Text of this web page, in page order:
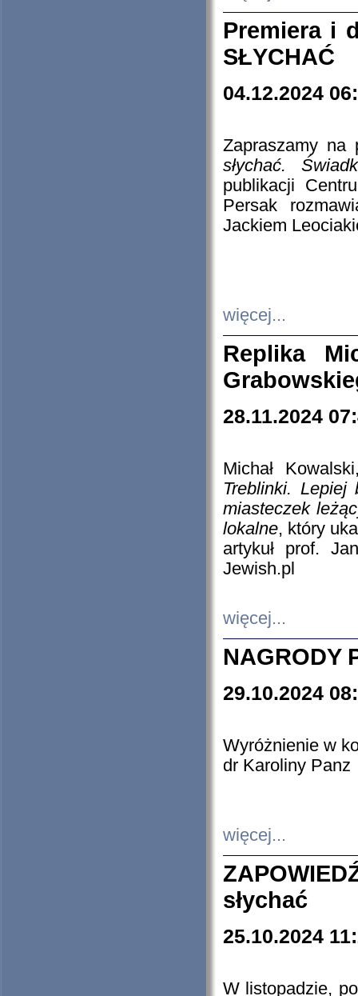
Premiera i
SŁYCHAĆ
04.12.2024
Zapraszamy
słychać.
publikacji
Persak
Jackiem
więcej...
Replika
28.11.2024
Michał
Treblinki. Lepiej
miasteczek
lokalne, który
artykuł prof.
Jewish.pl
więcej...
NAGRODY
29.10.2024
Wyróżnienie w
dr Karoliny Panz
więcej...
słychać
25.10.2024
W listopadzie,